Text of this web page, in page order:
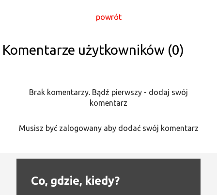
powrót
Komentarze użytkowników (0)
Brak komentarzy. Bądź pierwszy - dodaj swój
komentarz
Musisz być zalogowany aby dodać swój komentarz
Co, gdzie, kiedy?